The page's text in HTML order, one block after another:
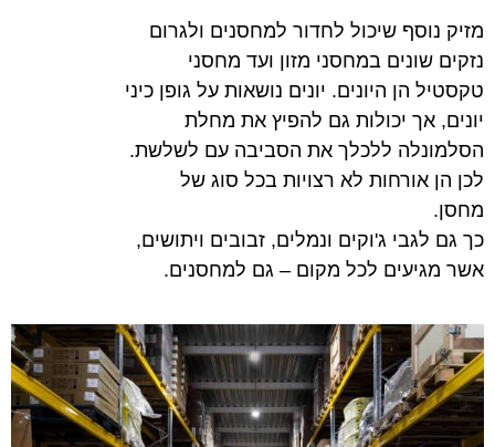
מזיק נוסף שיכול לחדור למחסנים ולגרום
נזקים שונים במחסני מזון ועד מחסני
טקסטיל הן היונים. יונים נושאות על גופן כיני
יונים, אך יכולות גם להפיץ את מחלת
הסלמונלה ללכלך את הסביבה עם לשלשת.
לכן הן אורחות לא רצויות בכל סוג של
מחסן.
כך גם לגבי ג'וקים ונמלים, זבובים ויתושים,
אשר מגיעים לכל מקום – גם למחסנים.